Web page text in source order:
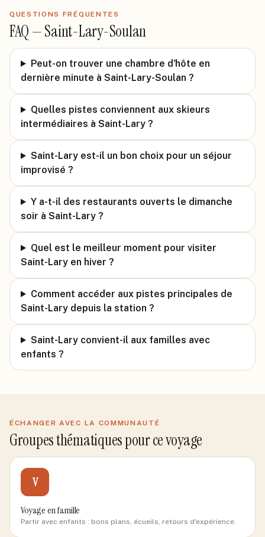
QUESTIONS FRÉQUENTES
FAQ —Saint-Lary-Soulan
Peut-on trouver une chambre d'hôte en
dernière minute à Saint-Lary-Soulan ?
Quelles pistes conviennent aux skieurs
intermédiaires à Saint-Lary ?
Saint-Lary est-il un bon choix pour un séjour
improvisé ?
Y a-t-il des restaurants ouverts le dimanche
soir à Saint-Lary ?
Quel est le meilleur moment pour visiter
Saint-Lary en hiver ?
Comment accéder aux pistes principales de
Saint-Lary depuis la station ?
Saint-Lary convient-il aux familles avec
enfants ?
ÉCHANGER AVEC LA COMMUNAUTÉ
Groupes thématiques pour ce voyage
V
Voyage en famille
Partir avec enfants : bons plans, écueils, retours d'expérience.